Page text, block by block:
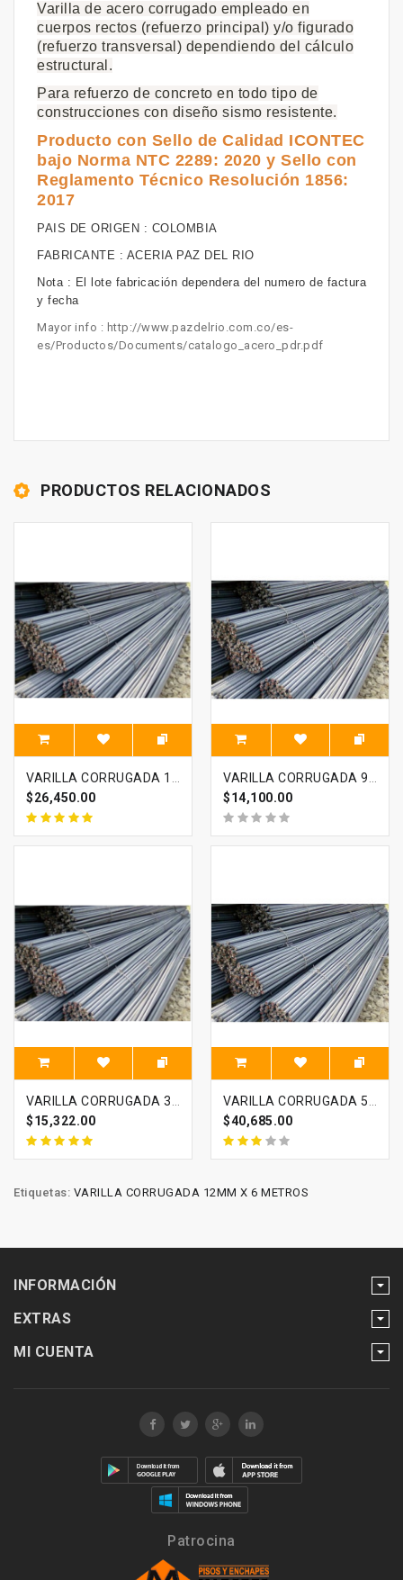
Varilla de acero corrugado empleado en
cuerpos rectos (refuerzo principal) y/o figurado
(refuerzo transversal) dependiendo del cálculo
estructural.
Para refuerzo de concreto en todo tipo de
construcciones con diseño sismo resistente.
Producto con Sello de Calidad ICONTEC
bajo Norma NTC 2289: 2020 y Sello con
Reglamento Técnico Resolución 1856:
2017
PAIS DE ORIGEN : COLOMBIA
FABRICANTE : ACERIA PAZ DEL RIO
Nota : El lote fabricación dependera del numero de factura
y fecha
Mayor info : http://www.pazdelrio.com.co/es-
es/Productos/Documents/catalogo_acero_pdr.pdf
PRODUCTOS RELACIONADOS
VARILLA CORRUGADA 1/2 X 6 METROS
$26,450.00
VARILLA CORRUGADA 9MM X 6 METROS
$14,100.00
VARILLA CORRUGADA 3/8 X 6 METROS
$15,322.00
VARILLA CORRUGADA 5/8 X 6 METROS
$40,685.00
Etiquetas: VARILLA CORRUGADA 12MM X 6 METROS
INFORMACIÓN
EXTRAS
MI CUENTA
Patrocina